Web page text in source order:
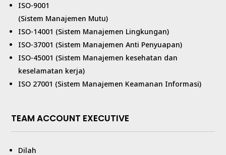
ISO-9001
(Sistem Manajemen Mutu)
ISO-14001 (Sistem Manajemen Lingkungan)
ISO-37001 (Sistem Manajemen Anti Penyuapan)
ISO-45001 (Sistem Manajemen kesehatan dan
keselamatan kerja)
ISO 27001 (Sistem Manajemen Keamanan Informasi)
TEAM ACCOUNT EXECUTIVE
Dilah